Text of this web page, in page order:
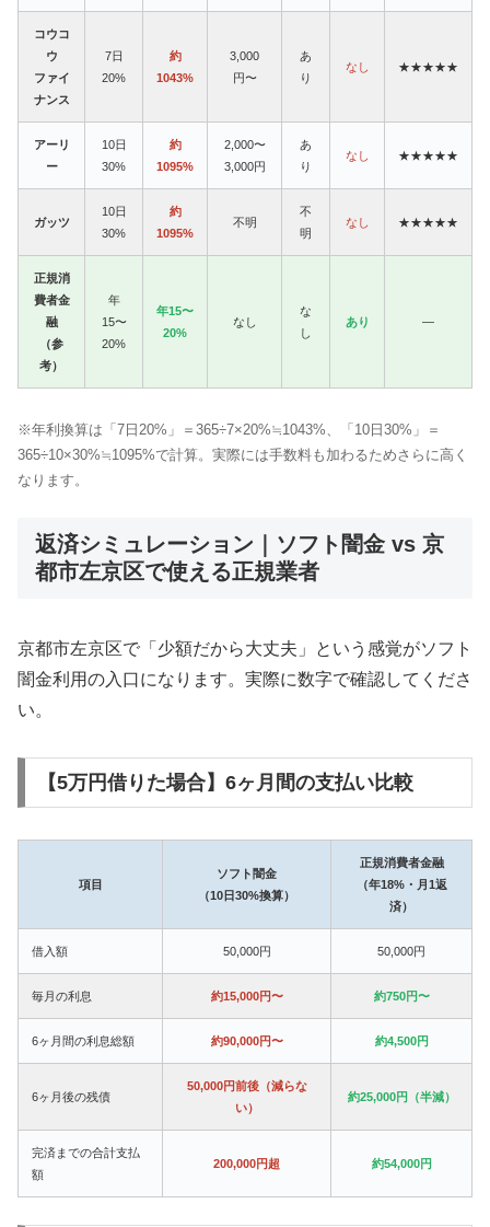
コウコ
ウ
ファイ
ナンス
7日
20%
約
1043%
3,000
円〜
あ
り
なし ★★★★★
アーリ
ー
10日
30%
約
1095%
2,000〜
3,000円
あ
り
なし ★★★★★
ガッツ
10日
30%
約
1095%
不明
不
明
なし ★★★★★
正規消
費者金
融
（参
考）
年
15〜
20%
年15〜
20%
なし
な
し
あり —
※年利換算は「7日20%」＝365÷7×20%≒1043%、「10日30%」＝
365÷10×30%≒1095%で計算。実際には手数料も加わるためさらに高く
なります。
返済シミュレーション｜ソフト闇金 vs 京
都市左京区で使える正規業者
京都市左京区で「少額だから大丈夫」という感覚がソフト
闇金利用の入口になります。実際に数字で確認してくださ
い。
【5万円借りた場合】6ヶ月間の支払い比較
項目
ソフト闇金
（10日30%換算）
正規消費者金融
（年18%・月1返
済）
借入額 50,000円 50,000円
毎月の利息 約15,000円〜 約750円〜
6ヶ月間の利息総額 約90,000円〜 約4,500円
6ヶ月後の残債
50,000円前後（減らな
い）
約25,000円（半減）
完済までの合計支払
額
200,000円超 約54,000円